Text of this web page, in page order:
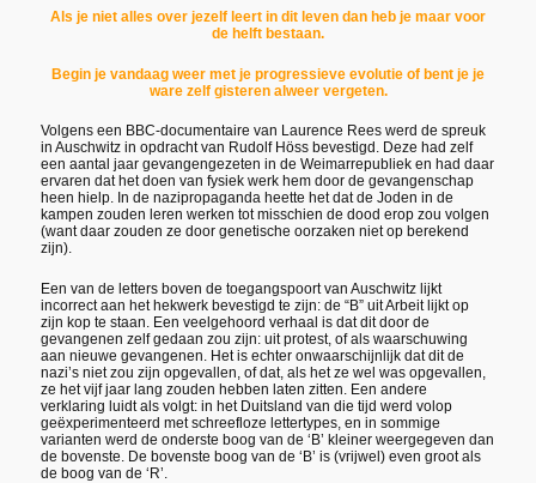
Als je niet alles over jezelf leert in dit leven dan heb je maar voor
de helft bestaan.
Begin je vandaag weer met je progressieve evolutie of bent je je
ware zelf gisteren alweer vergeten.
Volgens een BBC-documentaire van Laurence Rees werd de spreuk
in Auschwitz in opdracht van Rudolf Höss bevestigd. Deze had zelf
een aantal jaar gevangengezeten in de Weimarrepubliek en had daar
ervaren dat het doen van fysiek werk hem door de gevangenschap
heen hielp. In de nazipropaganda heette het dat de Joden in de
kampen zouden leren werken tot misschien de dood erop zou volgen
(want daar zouden ze door genetische oorzaken niet op berekend
zijn).
Een van de letters boven de toegangspoort van Auschwitz lijkt
incorrect aan het hekwerk bevestigd te zijn: de “B” uit Arbeit lijkt op
zijn kop te staan. Een veelgehoord verhaal is dat dit door de
gevangenen zelf gedaan zou zijn: uit protest, of als waarschuwing
aan nieuwe gevangenen. Het is echter onwaarschijnlijk dat dit de
nazi’s niet zou zijn opgevallen, of dat, als het ze wel was opgevallen,
ze het vijf jaar lang zouden hebben laten zitten. Een andere
verklaring luidt als volgt: in het Duitsland van die tijd werd volop
geëxperimenteerd met schreefloze lettertypes, en in sommige
varianten werd de onderste boog van de ‘B’ kleiner weergegeven dan
de bovenste. De bovenste boog van de ‘B’ is (vrijwel) even groot als
de boog van de ‘R’.